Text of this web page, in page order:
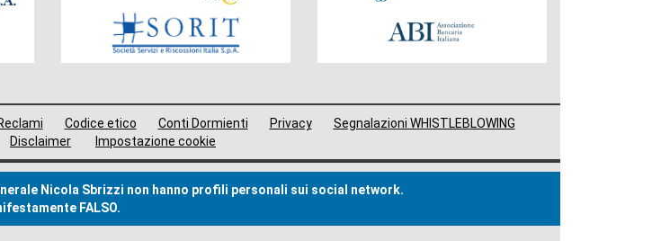
Codice etico Conti Dormienti Privacy
Segnalazioni WHISTLEBLOWING
Disclaimer Impostazione cookie
Nicola Sbrizzi non hanno profili personali sui social network.
FALSO.